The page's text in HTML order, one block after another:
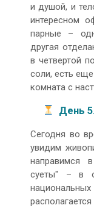
и душой, и
интересном
парные –
другая
в четвертой
соли, есть
комната с
День
Сегодня во
увидим
направимся
суеты" – в